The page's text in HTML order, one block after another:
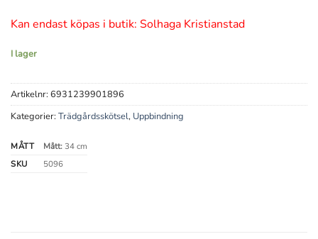
var:
39 kr.
är:
19 kr.
Kan endast köpas i butik: Solhaga Kristianstad
I lager
Artikelnr: 6931239901896
Kategorier: Trädgårdsskötsel, Uppbindning
MÅTT Mått:34 cm
SKU
5096